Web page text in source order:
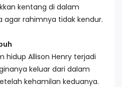
kentang di dalam
rahimnya tidak kendur.
hidup Allison Henry terjadi
keluar dari dalam
kehamilan keduanya.